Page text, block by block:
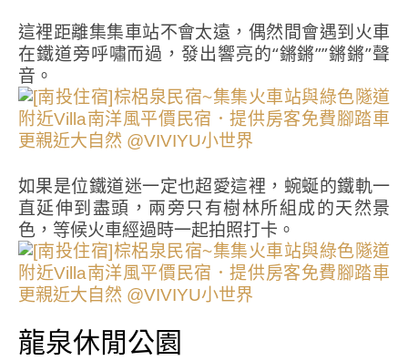
這裡距離集集車站不會太遠，偶然間會遇到火車
在鐵道旁呼嘯而過，發出響亮的“鏘鏘””鏘鏘”聲
音。
如果是位鐵道迷一定也超愛這裡，蜿蜒的鐵軌一
直延伸到盡頭，兩旁只有樹林所組成的天然景
色，等候火車經過時一起拍照打卡。
龍泉休閒公園